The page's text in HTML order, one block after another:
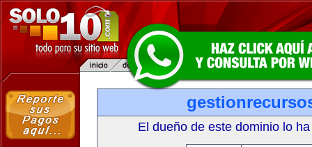
El dueño de este dominio lo